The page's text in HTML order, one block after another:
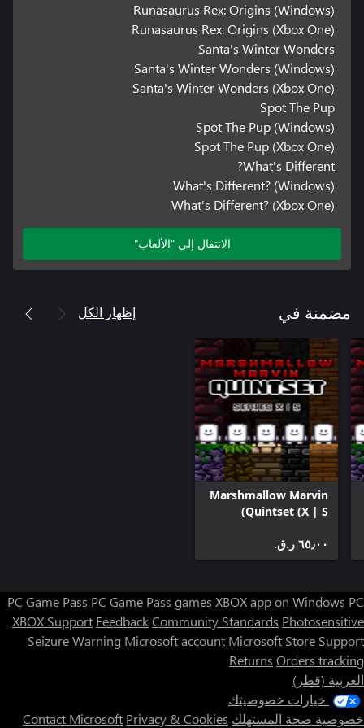
Runasaurus Rex: Origins (Windows)
Runasaurus Rex: Origins (Xbox One)
Santa's Winter Wonders
Santa's Winter Wonders (Windows)
Santa's Winter Wonders (Xbox One)
Spot The Pup
Spot The Pup (Windows)
Spot The Pup (Xbox One)
What's Different?
What's Different? (Windows)
What's Different? (Xbox One)
الانتقال إلى "الألعاب"
مضمنة في إظهار الكل
Marshmallow Marvin
Quintset (X | S)
٦٥٫٠٠ ر.ق.‏
PC Game Pass PC Game Pass games XBOX app on Windows PC
XBOX Support FeedbackCommunity Standards Photosensitive
Seizure Warning Microsoft account Microsoft Store Support
Returns Orders tracking
العربية (قطر)
خيارات خصوصيتك
خصوصية صحة المستهلك
Contact Microsoft Privacy & Cookies